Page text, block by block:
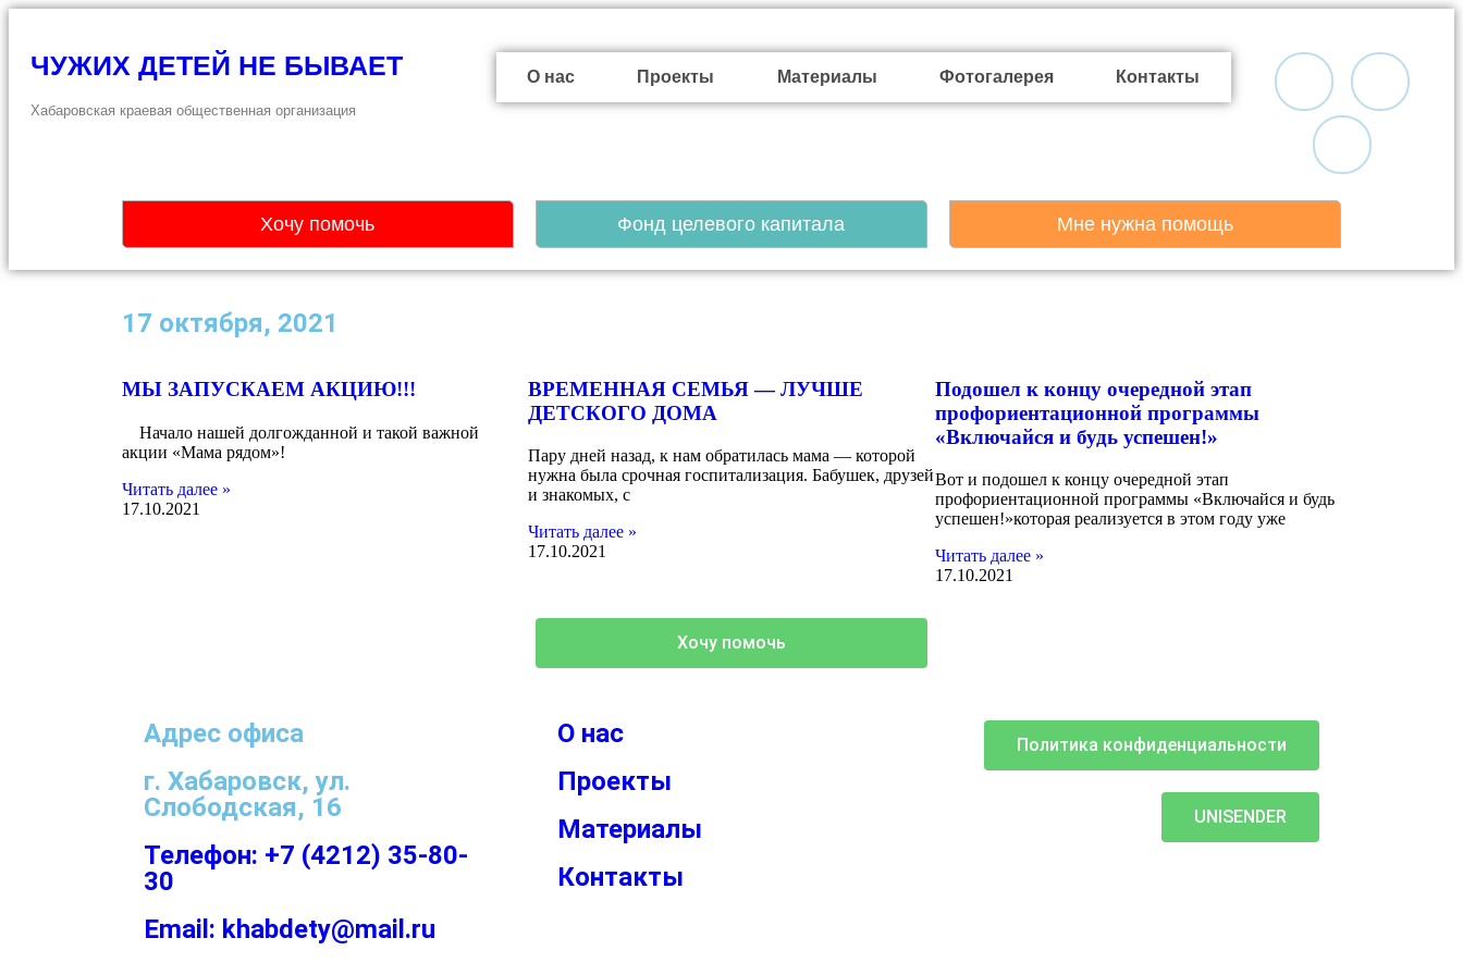
ЧУЖИХ ДЕТЕЙ НЕ БЫВАЕТ
Хабаровская краевая общественная организация
О нас Проекты Материалы Фотогалерея Контакты
Хочу помочь Фонд целевого капитала Мне нужна помощь
17 октября, 2021
МЫ ЗАПУСКАЕМ АКЦИЮ!!!
⠀ Начало нашей долгожданной и такой важной
акции «Мама рядом»!
Читать далее »
17.10.2021
ВРЕМЕННАЯ СЕМЬЯ — ЛУЧШЕ
ДЕТСКОГО ДОМА
Пару дней назад, к нам обратилась мама — которой
нужна была срочная госпитализация. Бабушек, друзей
и знакомых, с
Читать далее »
17.10.2021
Подошел к концу очередной этап
профориентационной программы
«Включайся и будь успешен!»
Вот и подошел к концу очередной этап
профориентационной программы «Включайся и будь
успешен!»которая реализуется в этом году уже
Читать далее »
17.10.2021
Хочу помочь
Адрес офиса
г. Хабаровск, ул.
Слободская, 16
Телефон: +7 (4212) 35-80-
30
Email: khabdety@mail.ru
О нас
Проекты
Материалы
Контакты
Политика конфиденциальности
UNISENDER